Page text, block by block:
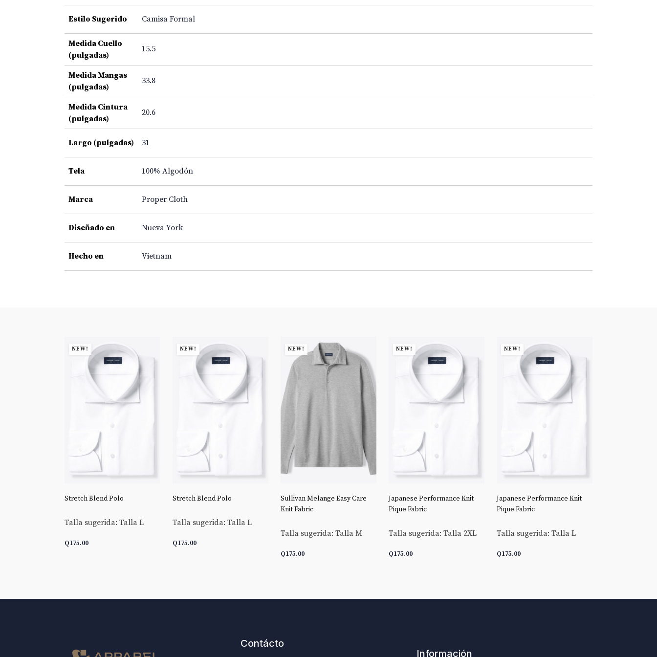
Estilo Sugerido Camisa Formal
Medida Cuello
(pulgadas)
15.5
Medida Mangas
(pulgadas)
33.8
Medida Cintura
(pulgadas)
20.6
Largo (pulgadas) 31
Tela 100% Algodón
Marca Proper Cloth
Diseñado en Nueva York
Hecho en Vietnam
NEW!
Stretch Blend Polo
Talla sugerida: Talla L
Q175.00
NEW!
Stretch Blend Polo
Talla sugerida: Talla L
Q175.00
NEW!
Sullivan Melange Easy Care
Knit Fabric
Talla sugerida: Talla M
Q175.00
NEW!
Japanese Performance Knit
Pique Fabric
Talla sugerida: Talla 2XL
Q175.00
NEW!
Japanese Performance Knit
Pique Fabric
Talla sugerida: Talla L
Q175.00
Contácto
Información